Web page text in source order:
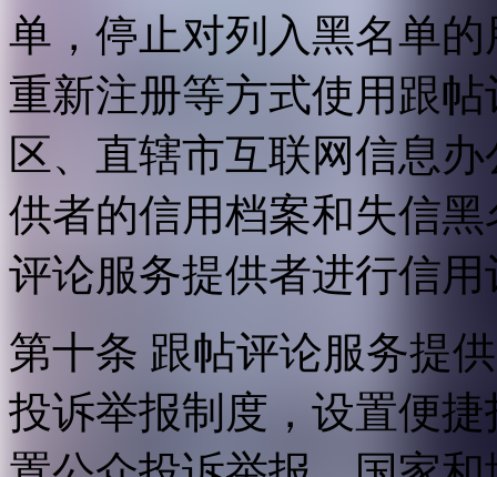
单，停止对列入黑名单
重新注册等方式使用跟
区、直辖市互联网信息
供者的信用档案和失信
评论服务提供者进行信用
第十条 跟帖评论服务提
投诉举报制度，设置便